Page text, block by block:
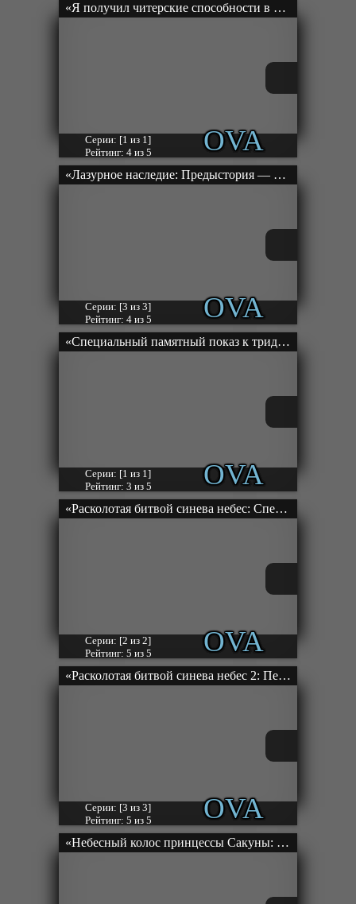
Серии: [1 из 1]
Рейтинг: 4 из 5
OVA
«Я получил читерские способности в другом мире и стал экстраординарным в реальном мире: История о том, как повышение уровня изменило мою жизнь — Спецвыпуск» ОВА-1
Серии: [3 из 3]
Рейтинг: 4 из 5
OVA
«Лазурное наследие: Предыстория — Префектура Дуннин летом» ОВА-2
Серии: [1 из 1]
Рейтинг: 3 из 5
OVA
«Специальный памятный показ к тридцатилетию «Евангелиона»» ОВА-1
Серии: [2 из 2]
Рейтинг: 5 из 5
OVA
«Расколотая битвой синева небес: Спецвыпуски» ОВА-1
Серии: [3 из 3]
Рейтинг: 5 из 5
OVA
«Расколотая битвой синева небес 2: Песнь пустыни» ОВА-2
«Небесный колос принцессы Сакуны: Дневник рисоводства Кокоровы» ОВА-1